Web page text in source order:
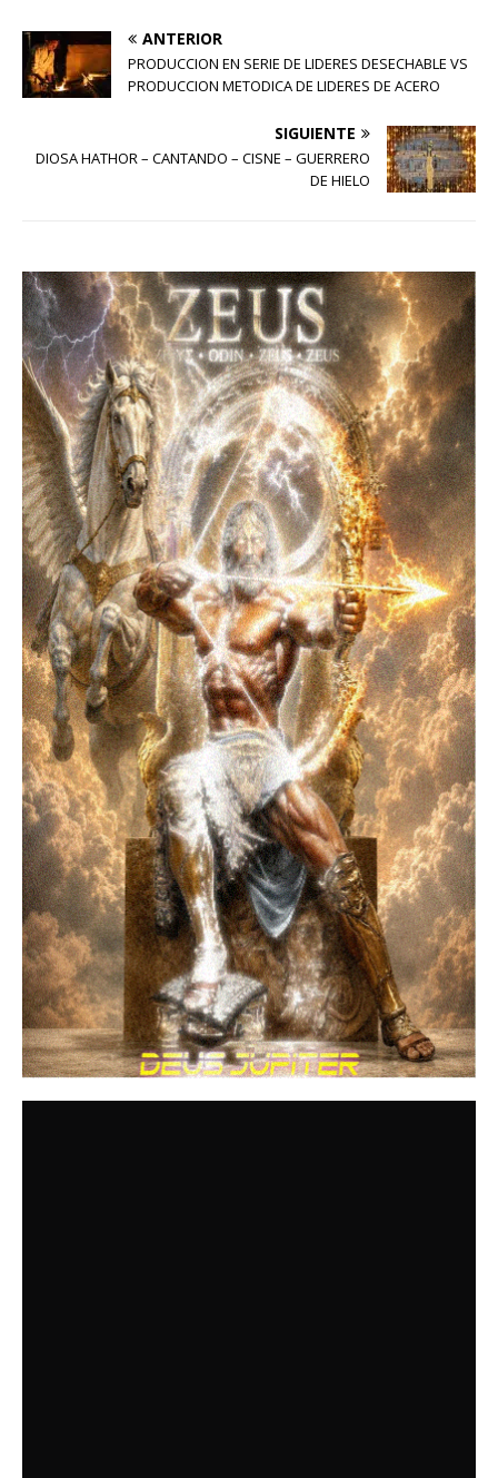
ANTERIOR
PRODUCCION EN SERIE DE LIDERES DESECHABLE VS
PRODUCCION METODICA DE LIDERES DE ACERO
SIGUIENTE
DIOSA HATHOR – CANTANDO – CISNE – GUERRERO
DE HIELO